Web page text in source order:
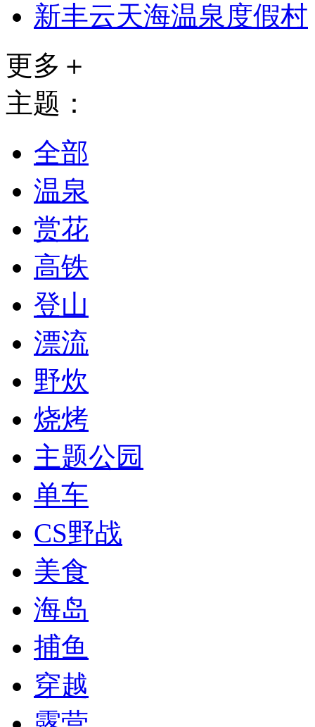
新丰云天海温泉度假村
更多＋
主题：
全部
温泉
赏花
高铁
登山
漂流
野炊
烧烤
主题公园
单车
CS野战
美食
海岛
捕鱼
穿越